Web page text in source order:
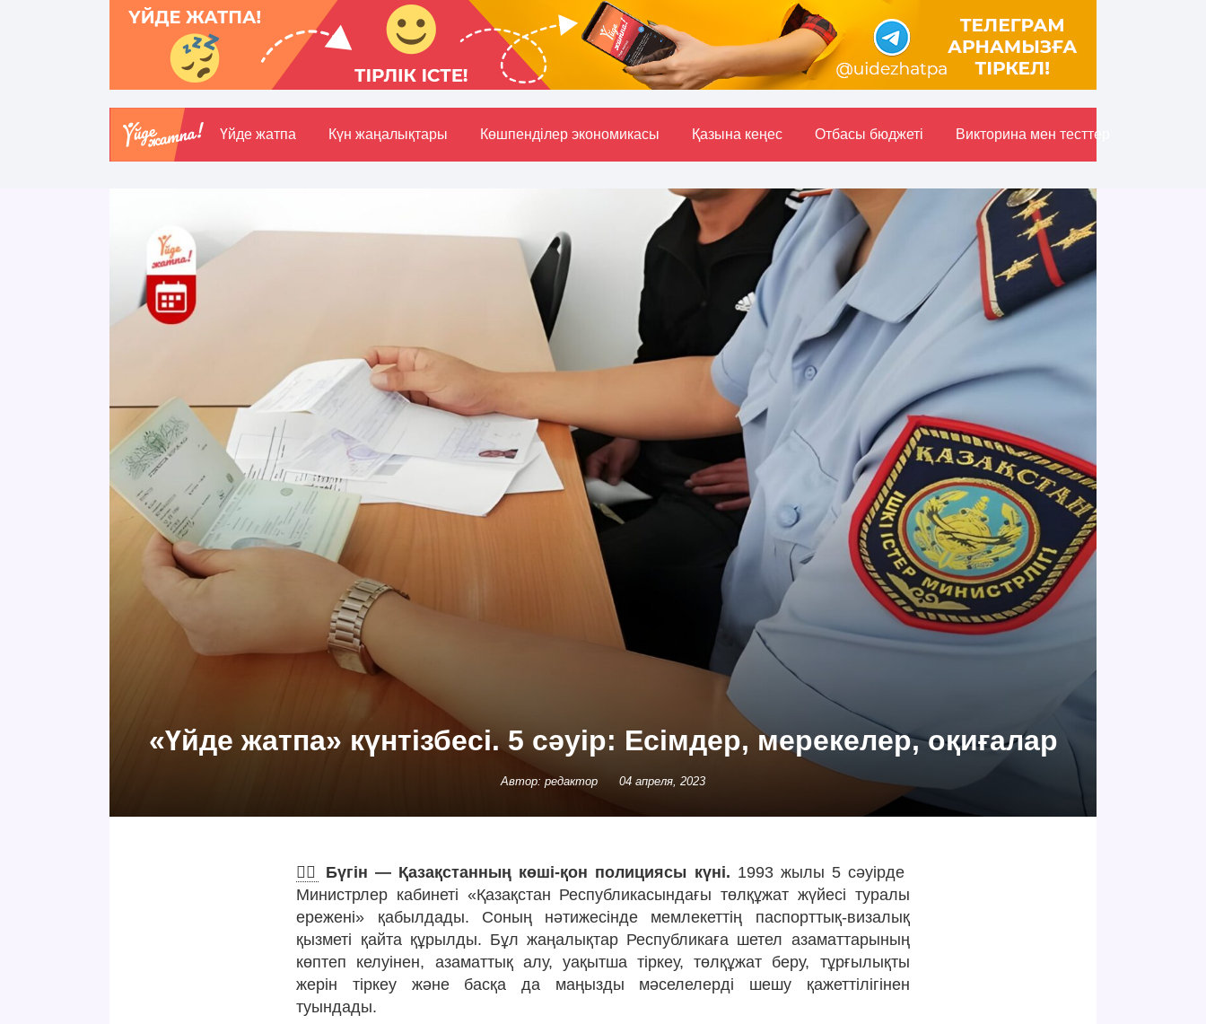
Үйде жатпа Күн жаңалықтары Көшпенділер экономикасы Қазына кеңес Отбасы бюджетi Викторина мен тесттер
«Үйде жатпа» күнтізбесі. 5 сәуір: Есімдер, мерекелер, оқиғалар
Автор: редактор 04 апреля, 2023
👮‍♀️ Бүгін — Қазақстанның көші-қон полициясы күні. 1993 жылы 5 сәуірде
Министрлер кабинеті «Қазақстан Республикасындағы төлқұжат жүйесі туралы
ережені» қабылдады. Соның нәтижесінде мемлекеттің паспорттық-визалық
қызметі қайта құрылды. Бұл жаңалықтар Республикаға шетел азаматтарының
көптеп келуінен, азаматтық алу, уақытша тіркеу, төлқұжат беру, тұрғылықты
жерін тіркеу және басқа да маңызды мәселелерді шешу қажеттілігінен
туындады.